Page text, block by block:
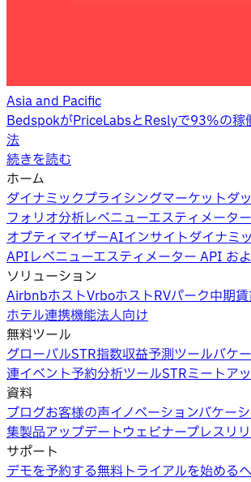
Asia and Pacific
BedspokがPriceLabsとReslyで93%の稼
法
続きを読む
ホーム
ダイナミックプライシングマーケットダ
フォリオ分析レベニューエスティメータ
オプティマイザーAIインサイトダイナミ
APIレベニューエスティメーター API お
ソリューション
AirbnbホストVrboホストRVパーク中期
ホテル連携機能法人向け
無料ツール
グローバルSTR指数収益予測ツールバケ
連イベント予約分析ツールSTRミートア
資料
ブログお客様の声イノベーションバケー
集製品アップデートウェビナープレスリ
サポート
デモを予約する無料トライアルを始める